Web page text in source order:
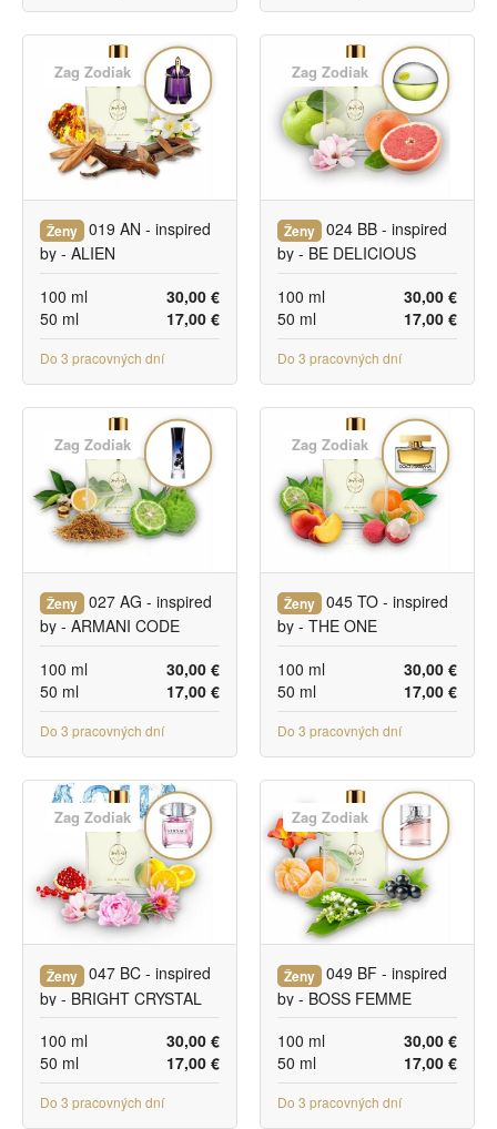
Zag Zodiak
Ženy 019 AN - inspired
by - ALIEN
30,00 €
100 ml
17,00 €
50 ml
Do 3 pracovných dní
Zag Zodiak
Ženy 024 BB - inspired
by - BE DELICIOUS
30,00 €
100 ml
17,00 €
50 ml
Do 3 pracovných dní
Zag Zodiak
Ženy 027 AG - inspired
by - ARMANI CODE
30,00 €
100 ml
17,00 €
50 ml
Do 3 pracovných dní
Zag Zodiak
Ženy 045 TO - inspired
by - THE ONE
30,00 €
100 ml
17,00 €
50 ml
Do 3 pracovných dní
Zag Zodiak
Ženy 047 BC - inspired
by - BRIGHT CRYSTAL
30,00 €
100 ml
17,00 €
50 ml
Do 3 pracovných dní
Zag Zodiak
Ženy 049 BF - inspired
by - BOSS FEMME
30,00 €
100 ml
17,00 €
50 ml
Do 3 pracovných dní